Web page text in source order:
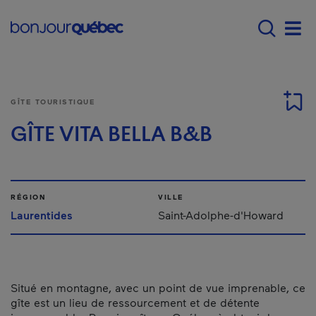
Main navigation -
GÎTE TOURISTIQUE
GÎTE VITA BELLA B&B
RÉGION
Laurentides
VILLE
Saint-Adolphe-d'Howard
Situé en montagne, avec un point de vue imprenable, ce
gîte est un lieu de ressourcement et de détente